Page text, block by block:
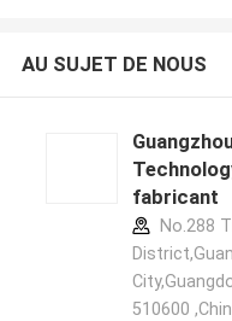
AU SUJET DE NOUS
fabricant
No.288
510600